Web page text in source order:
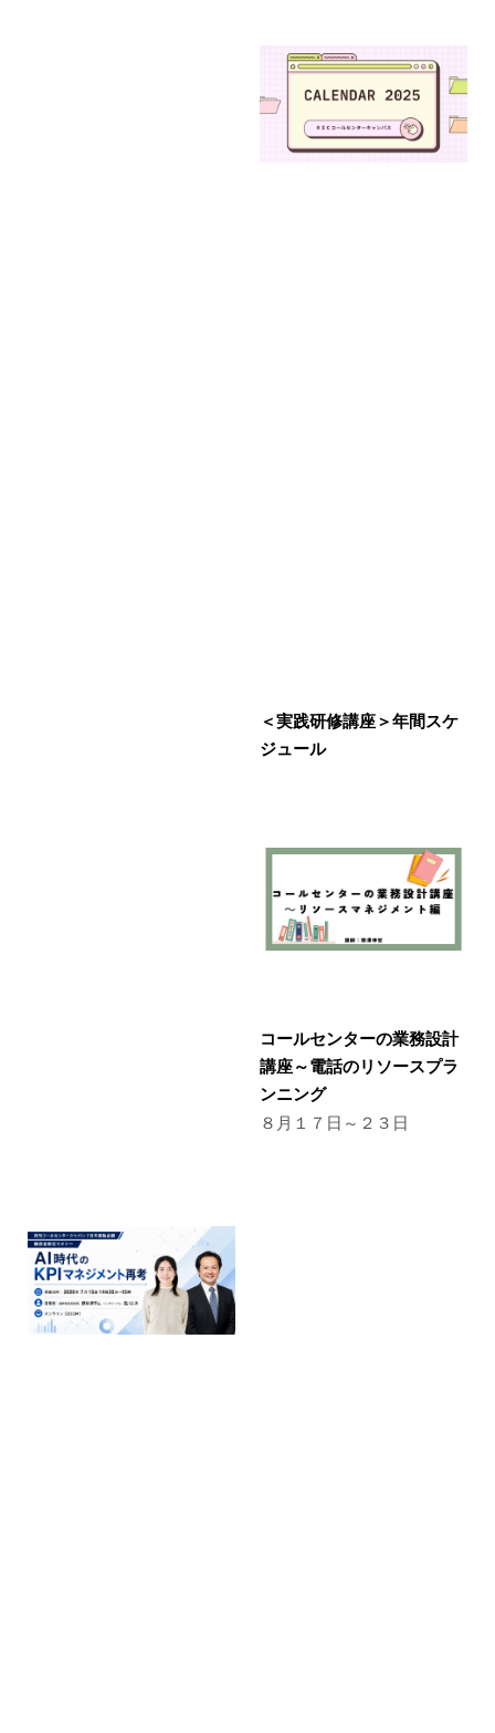
＜実践研修講座＞年間スケ
ジュール
コールセンターの業務設計
講座～電話のリソースプラ
ンニング
８月１７日～２３日